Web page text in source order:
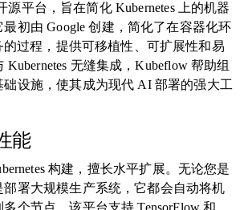
源平台，旨在简化 Kubernetes 上的机器
初由 Google 创建，简化了在容器化环
过程，提供可移植性、可扩展性和易
无缝集成，Kubeflow 帮助组
设施，使其成为现代 AI 部署的强大工
能
构建，擅长水平扩展。无论您是
署大规模生产系统，它都会自动将机
个节点。该平台支持 TensorFlow 和